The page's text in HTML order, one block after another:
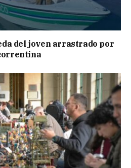
del joven arrastrado por